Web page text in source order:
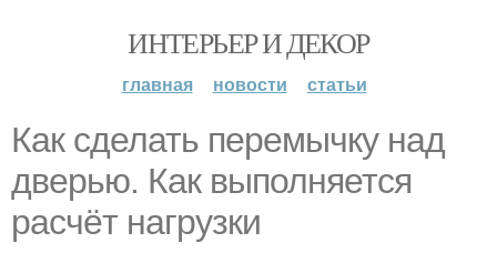
ИНТЕРЬЕР И ДЕКОР
главная новости статьи
Как сделать перемычку над
дверью. Как выполняется
расчёт нагрузки